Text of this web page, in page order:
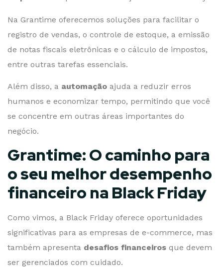
Na Grantime oferecemos soluções para facilitar o
registro de vendas, o controle de estoque, a emissão
de notas fiscais eletrônicas e o cálculo de impostos,
entre outras tarefas essenciais.
Além disso, a automação ajuda a reduzir erros
humanos e economizar tempo, permitindo que você
se concentre em outras áreas importantes do
negócio.
Grantime: O caminho para
o seu melhor desempenho
financeiro na Black Friday
Como vimos, a Black Friday oferece oportunidades
significativas para as empresas de e-commerce, mas
também apresenta desafios financeiros que devem
ser gerenciados com cuidado.